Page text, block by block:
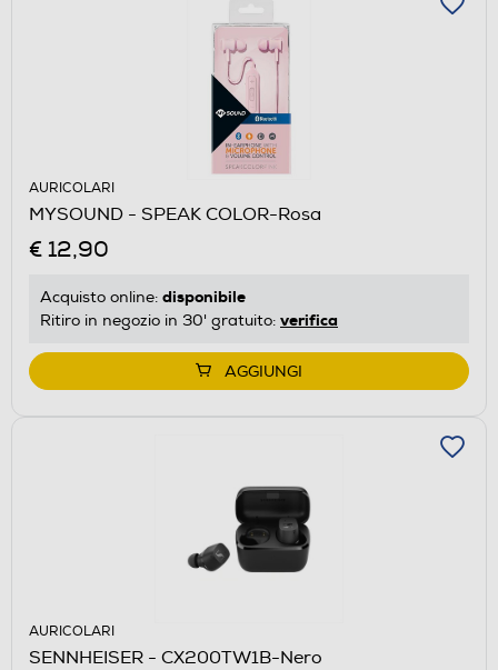
AURICOLARI
MYSOUND - SPEAK COLOR-Rosa
€ 12,90
Acquisto online: disponibile
Ritiro in negozio in 30' gratuito: verifica
AGGIUNGI
AURICOLARI
SENNHEISER - CX200TW1B-Nero